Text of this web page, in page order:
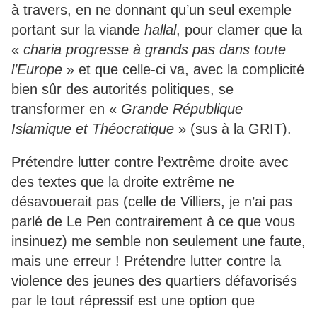
à travers, en ne donnant qu’un seul exemple
portant sur la viande hallal, pour clamer que la
« charia progresse à grands pas dans toute
l’Europe » et que celle-ci va, avec la complicité
bien sûr des autorités politiques, se
transformer en « Grande République
Islamique et Théocratique » (sus à la GRIT).
Prétendre lutter contre l’extrême droite avec
des textes que la droite extrême ne
désavouerait pas (celle de Villiers, je n’ai pas
parlé de Le Pen contrairement à ce que vous
insinuez) me semble non seulement une faute,
mais une erreur ! Prétendre lutter contre la
violence des jeunes des quartiers défavorisés
par le tout répressif est une option que